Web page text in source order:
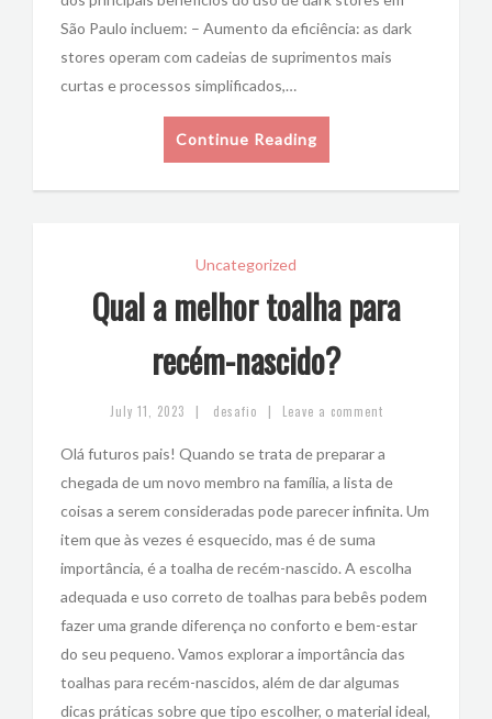
São Paulo incluem: – Aumento da eficiência: as dark
stores operam com cadeias de suprimentos mais
curtas e processos simplificados,…
Continue Reading
Uncategorized
Qual a melhor toalha para
recém-nascido?
July 11, 2023 | desafio | Leave a comment
Olá futuros pais! Quando se trata de preparar a
chegada de um novo membro na família, a lista de
coisas a serem consideradas pode parecer infinita. Um
item que às vezes é esquecido, mas é de suma
importância, é a toalha de recém-nascido. A escolha
adequada e uso correto de toalhas para bebês podem
fazer uma grande diferença no conforto e bem-estar
do seu pequeno. Vamos explorar a importância das
toalhas para recém-nascidos, além de dar algumas
dicas práticas sobre que tipo escolher, o material ideal,